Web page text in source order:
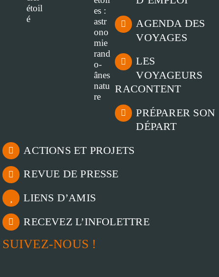
AGENDA DES
VOYAGES
LES
VOYAGEURS
RACONTENT
PRÉPARER SON
DÉPART
ACTIONS ET PROJETS
REVUE DE PRESSE
LIENS D’AMIS
RECEVEZ L’INFOLETTRE
SUIVEZ-NOUS !